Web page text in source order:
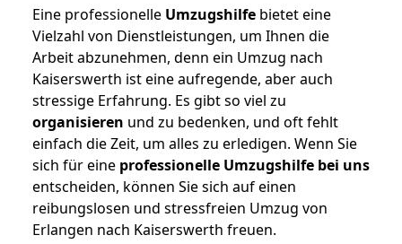
Eine professionelle Umzugshilfe bietet eine
Vielzahl von Dienstleistungen, um Ihnen die
Arbeit abzunehmen, denn ein Umzug nach
Kaiserswerth ist eine aufregende, aber auch
stressige Erfahrung. Es gibt so viel zu
organisieren und zu bedenken, und oft fehlt
einfach die Zeit, um alles zu erledigen. Wenn Sie
sich für eine professionelle Umzugshilfe bei uns
entscheiden, können Sie sich auf einen
reibungslosen und stressfreien Umzug von
Erlangen nach Kaiserswerth freuen.